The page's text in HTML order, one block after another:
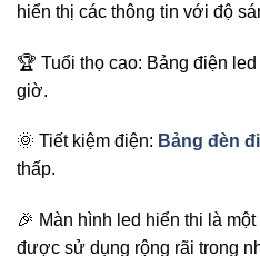
hiển thị các thông tin với độ
🏆 Tuổi thọ cao: Bảng điện
giờ.
🌞 Tiết kiệm điện: Bảng đèn
thấp.
🎉 Màn hình led hiển thi là
được sử dụng rộng rãi trong